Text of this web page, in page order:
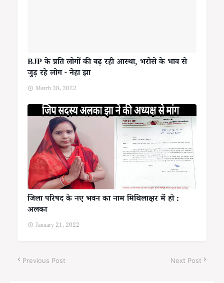
BJP के प्रति लोगों की बढ़ रही आस्था, भरोसे के भाव से
जुड़ रहे लोग - नेहा झा
March 28, 2022
जिला परिषद के नए भवन का नाम मिथिलाक्षर में हो :
अलका
January 21, 2022
Previous Post Next Post